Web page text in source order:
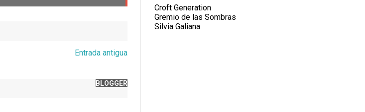
Entrada antigua
BLOGGER
Croft Generation
Gremio de las Sombras
Silvia Galiana